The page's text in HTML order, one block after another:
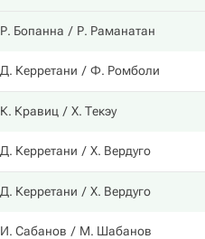
Р. Бопанна Р. Раманатан
Д. Керретани Ф. Ромболи
К. Кравиц Х. Текэу
Д. Керретани Х. Вердуго
Д. Керретани Х. Вердуго
И. Сабанов М. Шабанов